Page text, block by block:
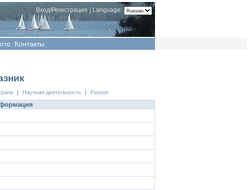
Language:
Вход/Регистрация
Контакты
Научная деятельность Разное